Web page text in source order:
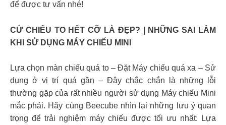
để được tư vấn nhé!
CỨ CHIẾU TO HẾT CỠ LÀ ĐẸP? | NHỮNG SAI LẦM
KHI SỬ DỤNG MÁY CHIẾU MINI
Lựa chọn màn chiếu quá to – Đặt Máy chiếu quá xa – Sử
dụng ở vị trí quá gần – Đây chắc chắn là những lỗi
thường gặp của rất nhiều người sử dụng Máy chiếu Mini
mắc phải. Hãy cùng Beecube nhìn lại những lưu ý quan
trọng để trải nghiệm máy chiếu được tối ưu nhất: Lựa